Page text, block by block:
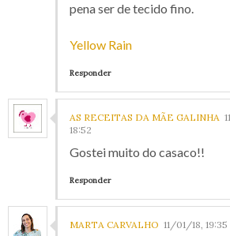
pena ser de tecido fino.
Yellow Rain
Responder
AS RECEITAS DA MÃE GALINHA
18:52
Gostei muito do casaco!!
Responder
MARTA CARVALHO 11/01/18, 19:35